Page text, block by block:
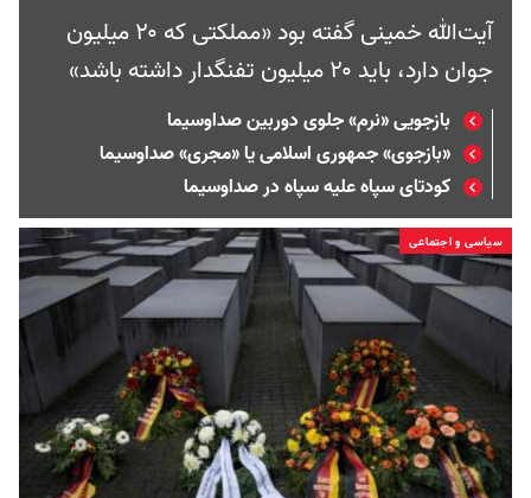
آیت‌الله خمینی گفته بود «مملکتی که ۲۰ میلیون
جوان دارد، باید ۲۰ میلیون تفنگدار داشته باشد»
بازجویی «نرم» جلوی دوربین صداوسیما
«بازجوی» جمهوری اسلامی یا «مجری» صداوسیما
کودتای سپاه علیه سپاه در صداوسیما
سیاسی و اجتماعی